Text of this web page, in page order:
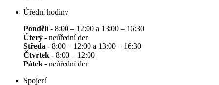
Úřední hodiny
Pondělí- 8:00 – 12:00 a 13:00 – 16:30
Úterý - neúřední den
Středa - 8:00 – 12:00 a 13:00 – 16:30
Čtvrtek - 8:00 – 12:00
Pátek - neúřední den
Spojení